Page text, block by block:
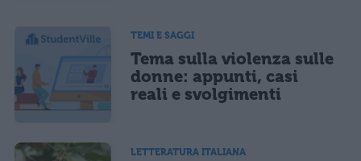
TEMI E SAGGI
Tema sulla violenza sulle
donne: appunti, casi
reali e svolgimenti
LETTERATURA ITALIANA